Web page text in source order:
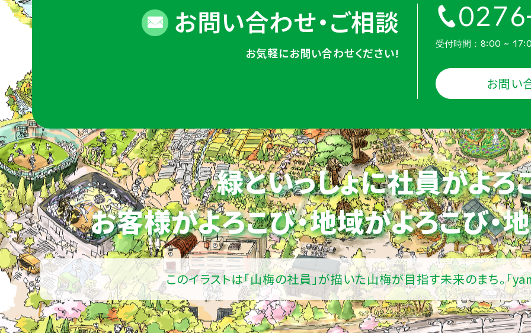
お問い合わせ・ご相談
お気軽にお問い合わせください!
受付時間：8:00 ~
お問い
緑といっしょに社員がよろ
お客様がよろこび・地域がよろこび・
このイラストは「山梅の社員」が描いた山梅が目指す未来のまち。「